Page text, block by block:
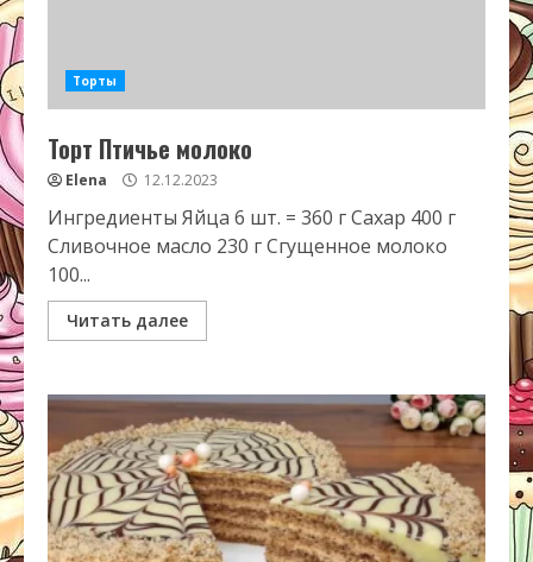
Торты
Торт Птичье молоко
Elena 12.12.2023
Ингредиенты Яйца 6 шт. = 360 г Сахар 400 г
Сливочное масло 230 г Сгущенное молоко
100...
Читать далее